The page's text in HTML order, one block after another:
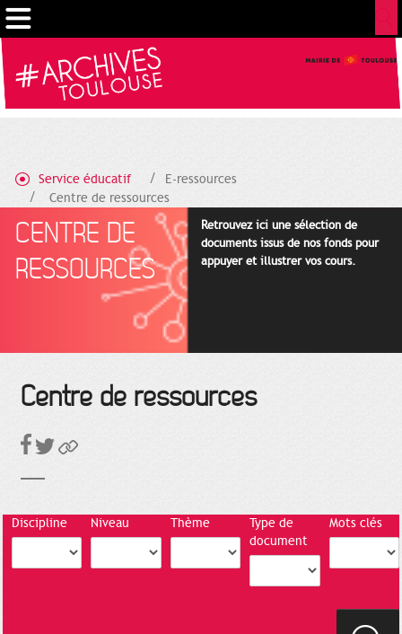
Service éducatif
E-ressources
Centre de ressources
CENTRE DE
RESSOURCES
Retrouvez ici une sélection de
documents issus de nos fonds pour
appuyer et illustrer vos cours.
Centre de ressources
Discipline Niveau Thème
Type de
document
Mots clés
Gestion de vos préférences sur les cookies